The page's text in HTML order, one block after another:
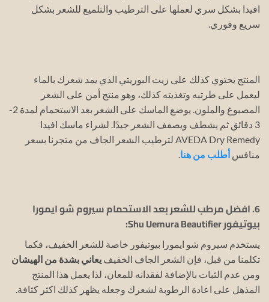
افيدا بشكل سري لعملها على الترطيب والتلميع للشعر بشكل
سريع وفوري.
المنتج يحتوي كذلك على زيت البوريتي الذي يمد شعرك بالماء
ليعمل على طرتبه وتغذيته كذلك، وهو منتج أمن على الشعر
المصبوغ والملون.
يوضع الماسك على الشعر بعد الاستحمام لمدة 2-
3 دقائق ثم يشطف ويصفف الشعر جيدًا.
لشراء ماسك افيدا
AVEDA Dry Remedy لترطيب الشعر الجاف من متجرنا بسعر
منافسأطلب من هنا
6. افضل مرطب للشعر بعد الاستحمام سيروم شو ايمورا
بيوتيفور Shu Uemura Beautifier:
يستخدم سيروم شو ايمورا بيوتيفور خاصة للشعر الخفيف، فكما
تكلمنا من قبل، فإن الشعر الجاف الخفيف يعاني بشدة من الهيشان
ومن عدم الثبات بالإضافة لفقدانه للمعان، لذا يعمل هذا المنتج
المذهل على اعادة الرطوبة لشعرك وجعله يظهر كذلك اكثر كثافة.